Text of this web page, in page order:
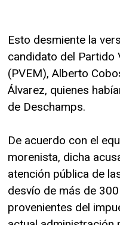
Esto desmiente la
candidato del Partido
(PVEM), Alberto
Álvarez, quienes
de Deschamps.
De acuerdo con el
morenista, dicha
atención pública de
desvío de más de
provenientes del